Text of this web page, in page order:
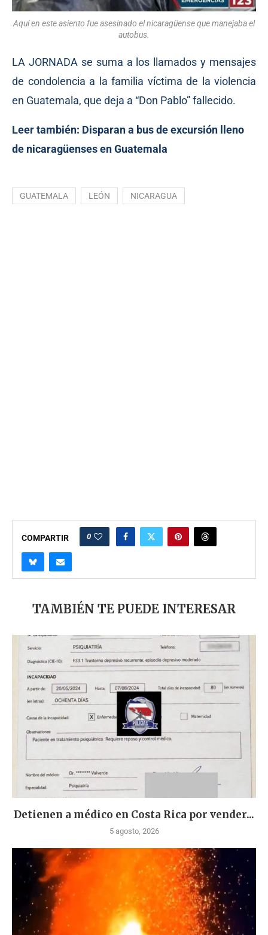
Aquí en este asiento fue asesinado el nicaragüense que manejaba el
autobus.
LA JORNADA se suma a los llamados y mensajes
de condolencia a la familia víctima de la violencia
en Guatemala, que deja a “Don Pablo” fallecido.
Leer también: Disparan a bus de excursión lleno
de nicaragüenses en Guatemala
GUATEMALA LEÓN NICARAGUA
COMPARTIR 0
TAMBIÉN TE PUEDE INTERESAR
Detienen a médico en Costa Rica por vender...
5 agosto, 2026